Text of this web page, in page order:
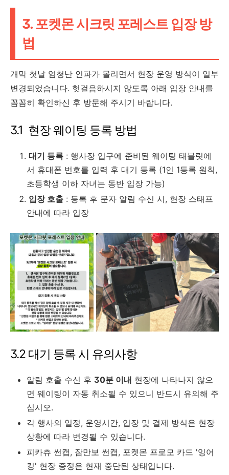
3. 포켓몬 시크릿 포레스트 입장 방
법
개막 첫날 엄청난 인파가 몰리면서 현장 운영 방식이 일부
변경되었습니다. 헛걸음하시지 않도록 아래 입장 안내를
꼼꼼히 확인하신 후 방문해 주시기 바랍니다.
3.1 현장 웨이팅 등록 방법
대기 등록 : 행사장 입구에 준비된 웨이팅 태블릿에
서 휴대폰 번호를 입력 후 대기 등록 (1인 1등록 원칙,
초등학생 이하 자녀는 동반 입장 가능)
입장 호출 : 등록 후 문자 알림 수신 시, 현장 스태프
안내에 따라 입장
3.2 대기 등록 시 유의사항
알림 호출 수신 후 30분 이내 현장에 나타나지 않으
면 웨이팅이 자동 취소될 수 있으니 반드시 유의해 주
십시오.
각 행사의 일정, 운영시간, 입장 및 결제 방식은 현장
상황에 따라 변경될 수 있습니다.
피카츄 썬캡, 잠만보 썬캡, 포켓몬 프로모 카드 '잉어
킹' 현장 증정은 현재 중단된 상태입니다.